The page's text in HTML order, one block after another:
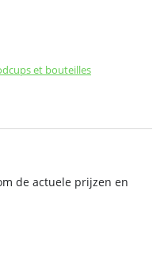
et bouteilles
de actuele prijzen en